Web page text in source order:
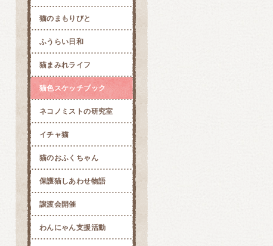
猫のまもりびと
ふうらい日和
猫まみれライフ
猫色スケッチブック
ネコノミストの研究室
イチャ猫
猫のおふくちゃん
保護猫しあわせ物語
譲渡会開催
わんにゃん支援活動